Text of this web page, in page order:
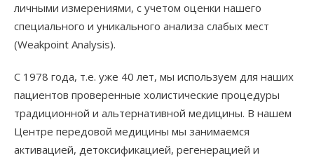
личными измерениями, с учетом оценки нашего
специального и уникального анализа слабых мест
(Weakpoint Analysis).
С 1978 года, т.е. уже 40 лет, мы используем для наших
пациентов проверенные холистические процедуры
традиционной и альтернативной медицины. В нашем
Центре передовой медицины мы занимаемся
активацией, детоксификацией, регенерацией и